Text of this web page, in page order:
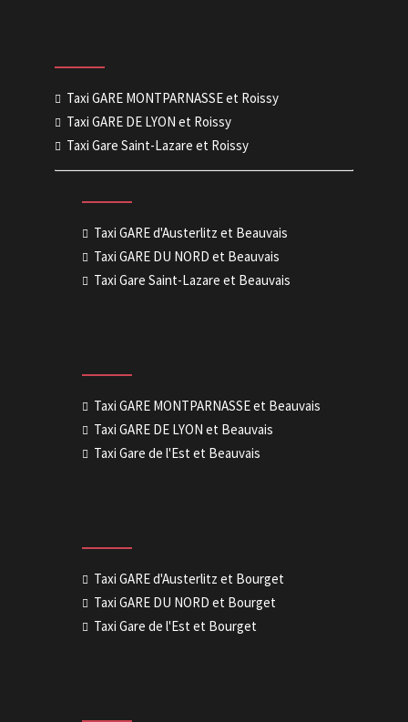
Taxi GARE MONTPARNASSE et Roissy
Taxi GARE DE LYON et Roissy
Taxi Gare Saint-Lazare et Roissy
Taxi GARE d'Austerlitz et Beauvais
Taxi GARE DU NORD et Beauvais
Taxi Gare Saint-Lazare et Beauvais
Taxi GARE MONTPARNASSE et Beauvais
Taxi GARE DE LYON et Beauvais
Taxi Gare de l'Est et Beauvais
Taxi GARE d'Austerlitz et Bourget
Taxi GARE DU NORD et Bourget
Taxi Gare de l'Est et Bourget